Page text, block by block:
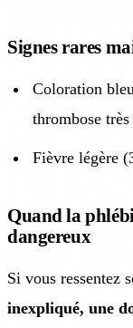
Signes rares
Coloration
thrombose très
Fièvre légère
Quand la
dangereux
Si vous ressentez
inexpliqué, une